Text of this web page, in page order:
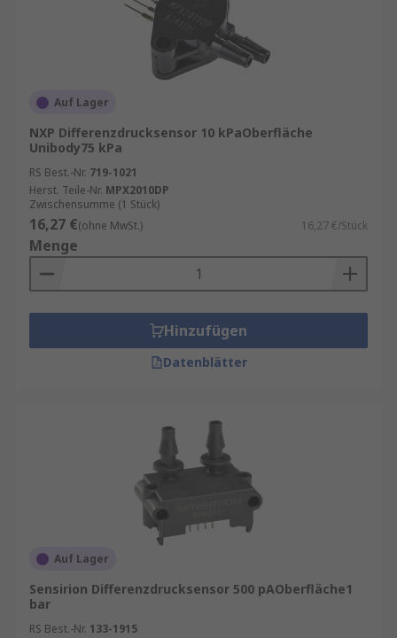
Auf Lager
NXP Differenzdrucksensor 10 kPaOberfläche
Unibody75 kPa
RS Best.-Nr. 719-1021
Herst. Teile-Nr. MPX2010DP
Zwischensumme (1 Stück)
16,27 €(ohne MwSt.) 16,27 €/Stück
Menge
Hinzufügen
Datenblätter
Auf Lager
Sensirion Differenzdrucksensor 500 pAOberfläche1
bar
RS Best.-Nr. 133-1915